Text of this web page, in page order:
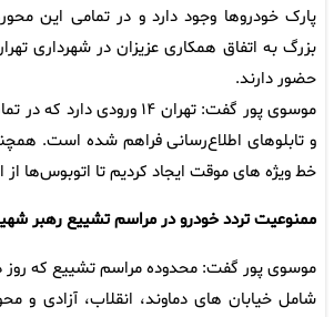
پارک خودروها وجود دارد و در تمامی این
بزرگ به اتفاق همکاری عزیزان در شهرداری
حضور دارند.
موسوی پور گفت: تهران ۱۴ ورودی
و تابلوهای اطلاع‌رسانی فراهم شده است.
خط ویژه های موقت ایجاد کردیم تا اتوبوس‌ها از
ممنوعیت تردد خودرو در مراسم تشییع رهبر
موسوی پور گفت: محدوده مراسم تشییع که روز
شامل خیابان های دماوند، انقلاب، آزادی و